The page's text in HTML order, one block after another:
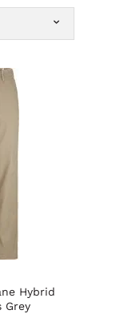
Hybrid
Grey